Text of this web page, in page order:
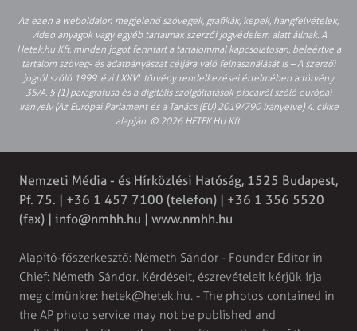
Az ezen a weboldalon megjelenő szövegek, grafikák, képek, hangfelvételek,
video anyagok vagy egyéb tartalmak szerzői jogvédelem alatt állnak. A
Hetek.hu Kft. minden jogot fenntart a tartalommal kapcsolatosan, beleértve a
tartalom szöveg- és adatbányászat céljára való felhasználását is – A szerzői
jogról szóló 1999. évi LXXVI. törvény rendelkezései értelmében a törvény
35/A. § (1) paragrafusa és a digitális szolgáltatások piacairól szóló európai
irányelv (Az Európai Parlament és a Tanács (EU) 2019/790 Irányelve) 4. cikke
alapján. © 2026 HETEK.HU Kft.
Nemzeti Média - és Hírközlési Hatóság, 1525 Budapest,
Pf. 75. | +36 1 457 7100 (telefon) | +36 1 356 5520
(fax) | info@nmhh.hu | www.nmhh.hu
Alapító-főszerkesztő: Németh Sándor - Founder Editor in
Chief: Németh Sándor. Kérdéseit, észrevételeit kérjük írja
meg címünkre: hetek@hetek.hu. - The photos contained in
the AP photo service may not be published and